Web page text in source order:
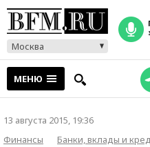
Москва
МЕНЮ
13 августа 2015, 19:36
Финансы
Банки, вклады и